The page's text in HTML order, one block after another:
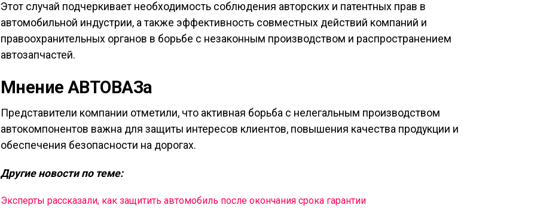
Этот случай подчеркивает необходимость соблюдения авторских и патентных прав в
автомобильной индустрии, а также эффективность совместных действий компаний и
правоохранительных органов в борьбе с незаконным производством и распространением
автозапчастей.
Мнение АВТОВАЗа
Представители компании отметили, что активная борьба с нелегальным производством
автокомпонентов важна для защиты интересов клиентов, повышения качества продукции и
обеспечения безопасности на дорогах.
Другие новости по теме:
Эксперты рассказали, как защитить автомобиль после окончания срока гарантии